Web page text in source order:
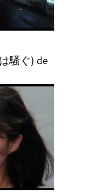
騒ぐ) de